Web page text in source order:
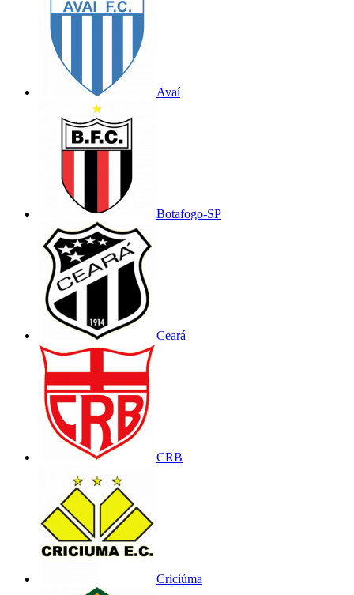
Avaí
Botafogo-SP
Ceará
CRB
Criciúma